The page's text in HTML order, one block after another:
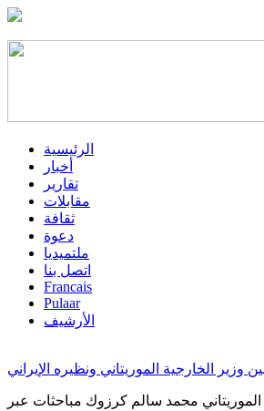
الرئيسية
أخبار
تقارير
مقابلات
ثقافة
دعوة
ملتميديا
اتصل بنا
Francais
Pulaar
الأرشيف
وزير الخارجية الموريتاني ونظيره الإيراني
الموريتاني محمد سالم كرزوك مباحثات عبر